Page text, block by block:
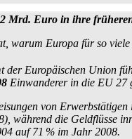
Mrd. Euro in ihre
warum Europa für so
der Europäischen Union
Einwanderer in die EU 27
von
während die Geldflüsse
auf 71 % im Jahr 2008.